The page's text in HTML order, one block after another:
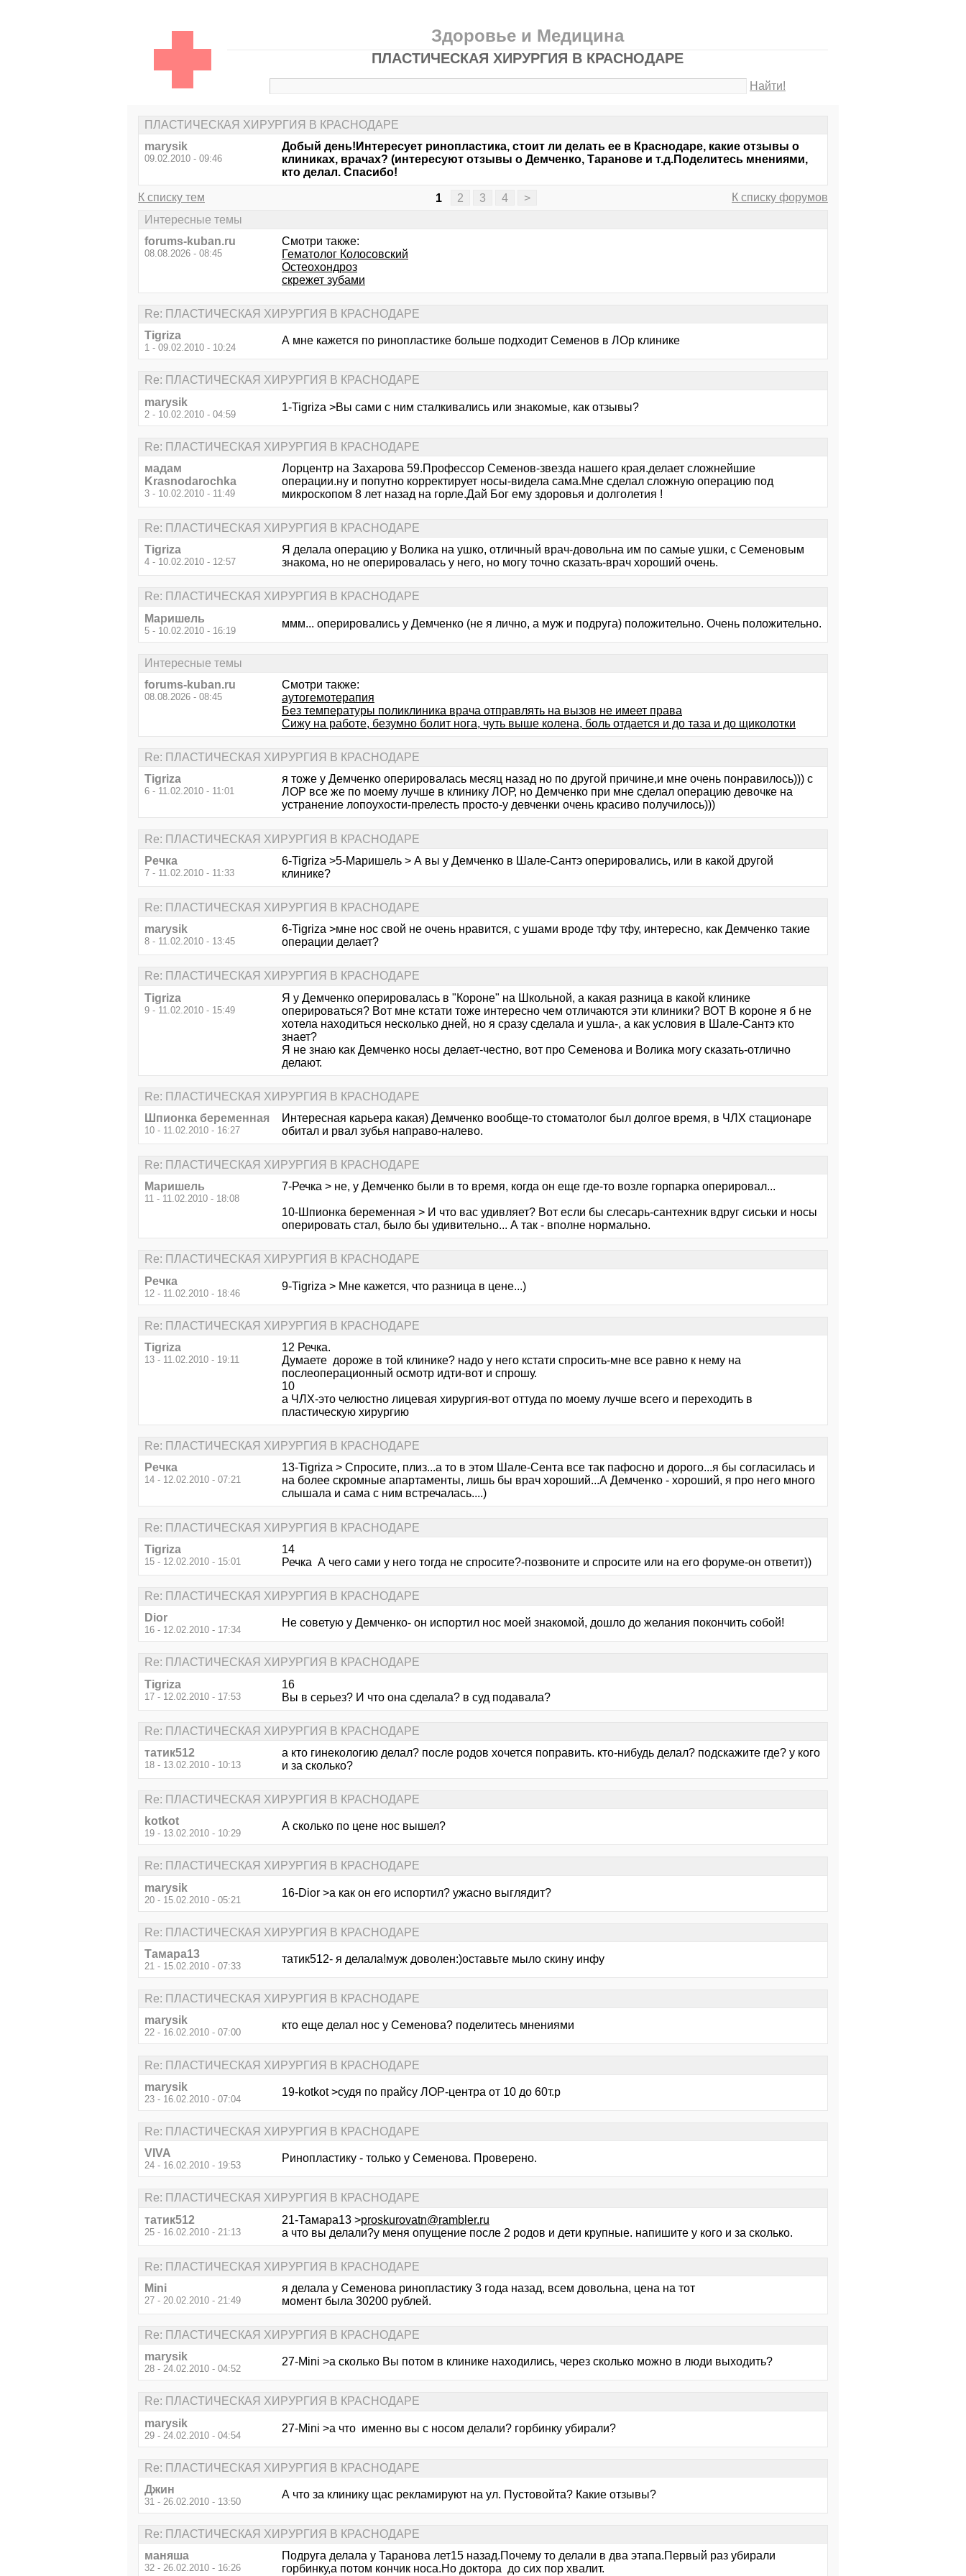
Здоровье и Медицина
ПЛАСТИЧЕСКАЯ ХИРУРГИЯ В КРАСНОДАРЕ
Найти!
ПЛАСТИЧЕСКАЯ ХИРУРГИЯ В КРАСНОДАРЕ
marysik
09.02.2010 - 09:46
Добый день!Интересует ринопластика, стоит ли делать ее в Краснодаре, какие отзывы о
клиниках, врачах? (интересуют отзывы о Демченко, Таранове и т.д.Поделитесь мнениями,
кто делал. Спасибо!
К списку тем 1 2 3 4 >
К списку форумов
Интересные темы
forums-kuban.ru
08.08.2026 - 08:45
Смотри также:
Гематолог Колосовский
Остеохондроз
скрежет зубами
Re: ПЛАСТИЧЕСКАЯ ХИРУРГИЯ В КРАСНОДАРЕ
Tigriza
1 - 09.02.2010 - 10:24
А мне кажется по ринопластике больше подходит Семенов в ЛОр клинике
Re: ПЛАСТИЧЕСКАЯ ХИРУРГИЯ В КРАСНОДАРЕ
marysik
2 - 10.02.2010 - 04:59
1-Tigriza >Вы сами с ним сталкивались или знакомые, как отзывы?
Re: ПЛАСТИЧЕСКАЯ ХИРУРГИЯ В КРАСНОДАРЕ
мадам
Krasnodarochka
3 - 10.02.2010 - 11:49
Лорцентр на Захарова 59.Профессор Семенов-звезда нашего края.делает сложнейшие
операции.ну и попутно корректирует носы-видела сама.Мне сделал сложную операцию под
микроскопом 8 лет назад на горле.Дай Бог ему здоровья и долголетия !
Re: ПЛАСТИЧЕСКАЯ ХИРУРГИЯ В КРАСНОДАРЕ
Tigriza
4 - 10.02.2010 - 12:57
Я делала операцию у Волика на ушко, отличный врач-довольна им по самые ушки, с Семеновым
знакома, но не оперировалась у него, но могу точно сказать-врач хороший очень.
Re: ПЛАСТИЧЕСКАЯ ХИРУРГИЯ В КРАСНОДАРЕ
Маришель
5 - 10.02.2010 - 16:19
ммм... оперировались у Демченко (не я лично, а муж и подруга) положительно. Очень положительно.
Интересные темы
forums-kuban.ru
08.08.2026 - 08:45
Смотри также:
аутогемотерапия
Без температуры поликлиника врача отправлять на вызов не имеет права
Сижу на работе, безумно болит нога, чуть выше колена, боль отдается и до таза и до щиколотки
Re: ПЛАСТИЧЕСКАЯ ХИРУРГИЯ В КРАСНОДАРЕ
Tigriza
6 - 11.02.2010 - 11:01
я тоже у Демченко оперировалась месяц назад но по другой причине,и мне очень понравилось))) с
ЛОР все же по моему лучше в клинику ЛОР, но Демченко при мне сделал операцию девочке на
устранение лопоухости-прелесть просто-у девченки очень красиво получилось)))
Re: ПЛАСТИЧЕСКАЯ ХИРУРГИЯ В КРАСНОДАРЕ
Речка
7 - 11.02.2010 - 11:33
6-Tigriza >5-Маришель > А вы у Демченко в Шале-Сантэ оперировались, или в какой другой
клинике?
Re: ПЛАСТИЧЕСКАЯ ХИРУРГИЯ В КРАСНОДАРЕ
marysik
8 - 11.02.2010 - 13:45
6-Tigriza >мне нос свой не очень нравится, с ушами вроде тфу тфу, интересно, как Демченко такие
операции делает?
Re: ПЛАСТИЧЕСКАЯ ХИРУРГИЯ В КРАСНОДАРЕ
Tigriza
9 - 11.02.2010 - 15:49
Я у Демченко оперировалась в "Короне" на Школьной, а какая разница в какой клинике
оперироваться? Вот мне кстати тоже интересно чем отличаются эти клиники? ВОТ В короне я б не
хотела находиться несколько дней, но я сразу сделала и ушла-, а как условия в Шале-Сантэ кто
знает?
Я не знаю как Демченко носы делает-честно, вот про Семенова и Волика могу сказать-отлично
делают.
Re: ПЛАСТИЧЕСКАЯ ХИРУРГИЯ В КРАСНОДАРЕ
Шпионка беременная
10 - 11.02.2010 - 16:27
Интересная карьера какая) Демченко вообще-то стоматолог был долгое время, в ЧЛХ стационаре
обитал и рвал зубья направо-налево.
Re: ПЛАСТИЧЕСКАЯ ХИРУРГИЯ В КРАСНОДАРЕ
Маришель
11 - 11.02.2010 - 18:08
7-Речка > не, у Демченко были в то время, когда он еще где-то возле горпарка оперировал...
10-Шпионка беременная > И что вас удивляет? Вот если бы слесарь-сантехник вдруг сиськи и носы
оперировать стал, было бы удивительно... А так - вполне нормально.
Re: ПЛАСТИЧЕСКАЯ ХИРУРГИЯ В КРАСНОДАРЕ
Речка
12 - 11.02.2010 - 18:46
9-Tigriza > Мне кажется, что разница в цене...)
Re: ПЛАСТИЧЕСКАЯ ХИРУРГИЯ В КРАСНОДАРЕ
Tigriza
13 - 11.02.2010 - 19:11
12 Речка.
Думаете дороже в той клинике? надо у него кстати спросить-мне все равно к нему на
послеоперационный осмотр идти-вот и спрошу.
10
а ЧЛХ-это челюстно лицевая хирургия-вот оттуда по моему лучше всего и переходить в
пластическую хирургию
Re: ПЛАСТИЧЕСКАЯ ХИРУРГИЯ В КРАСНОДАРЕ
Речка
14 - 12.02.2010 - 07:21
13-Tigriza > Спросите, плиз...а то в этом Шале-Сента все так пафосно и дорого...я бы согласилась и
на более скромные апартаменты, лишь бы врач хороший...А Демченко - хороший, я про него много
слышала и сама с ним встречалась....)
Re: ПЛАСТИЧЕСКАЯ ХИРУРГИЯ В КРАСНОДАРЕ
Tigriza
15 - 12.02.2010 - 15:01
14
Речка А чего сами у него тогда не спросите?-позвоните и спросите или на его форуме-он ответит))
Re: ПЛАСТИЧЕСКАЯ ХИРУРГИЯ В КРАСНОДАРЕ
Dior
16 - 12.02.2010 - 17:34
Не советую у Демченко- он испортил нос моей знакомой, дошло до желания покончить собой!
Re: ПЛАСТИЧЕСКАЯ ХИРУРГИЯ В КРАСНОДАРЕ
Tigriza
17 - 12.02.2010 - 17:53
16
Вы в серьез? И что она сделала? в суд подавала?
Re: ПЛАСТИЧЕСКАЯ ХИРУРГИЯ В КРАСНОДАРЕ
татик512
18 - 13.02.2010 - 10:13
а кто гинекологию делал? после родов хочется поправить. кто-нибудь делал? подскажите где? у кого
и за сколько?
Re: ПЛАСТИЧЕСКАЯ ХИРУРГИЯ В КРАСНОДАРЕ
kotkot
19 - 13.02.2010 - 10:29
А сколько по цене нос вышел?
Re: ПЛАСТИЧЕСКАЯ ХИРУРГИЯ В КРАСНОДАРЕ
marysik
20 - 15.02.2010 - 05:21
16-Dior >а как он его испортил? ужасно выглядит?
Re: ПЛАСТИЧЕСКАЯ ХИРУРГИЯ В КРАСНОДАРЕ
Тамара13
21 - 15.02.2010 - 07:33
татик512- я делала!муж доволен:)оставьте мыло скину инфу
Re: ПЛАСТИЧЕСКАЯ ХИРУРГИЯ В КРАСНОДАРЕ
marysik
22 - 16.02.2010 - 07:00
кто еще делал нос у Семенова? поделитесь мнениями
Re: ПЛАСТИЧЕСКАЯ ХИРУРГИЯ В КРАСНОДАРЕ
marysik
23 - 16.02.2010 - 07:04
19-kotkot >судя по прайсу ЛОР-центра от 10 до 60т.р
Re: ПЛАСТИЧЕСКАЯ ХИРУРГИЯ В КРАСНОДАРЕ
VIVA
24 - 16.02.2010 - 19:53
Ринопластику - только у Семенова. Проверено.
Re: ПЛАСТИЧЕСКАЯ ХИРУРГИЯ В КРАСНОДАРЕ
татик512
25 - 16.02.2010 - 21:13
21-Тамара13 >proskurovatn@rambler.ru
а что вы делали?у меня опущение после 2 родов и дети крупные. напишите у кого и за сколько.
Re: ПЛАСТИЧЕСКАЯ ХИРУРГИЯ В КРАСНОДАРЕ
Mini
27 - 20.02.2010 - 21:49
я делала у Семенова ринопластику 3 года назад, всем довольна, цена на тот
момент была 30200 рублей.
Re: ПЛАСТИЧЕСКАЯ ХИРУРГИЯ В КРАСНОДАРЕ
marysik
28 - 24.02.2010 - 04:52
27-Mini >а сколько Вы потом в клинике находились, через сколько можно в люди выходить?
Re: ПЛАСТИЧЕСКАЯ ХИРУРГИЯ В КРАСНОДАРЕ
marysik
29 - 24.02.2010 - 04:54
27-Mini >а что именно вы с носом делали? горбинку убирали?
Re: ПЛАСТИЧЕСКАЯ ХИРУРГИЯ В КРАСНОДАРЕ
Джин
31 - 26.02.2010 - 13:50
А что за клинику щас рекламируют на ул. Пустовойта? Какие отзывы?
Re: ПЛАСТИЧЕСКАЯ ХИРУРГИЯ В КРАСНОДАРЕ
маняша
32 - 26.02.2010 - 16:26
Подруга делала у Таранова лет15 назад.Почему то делали в два этапа.Первый раз убирали
горбинку,а потом кончик носа.Но доктора до сих пор хвалит.